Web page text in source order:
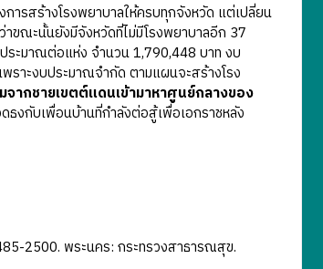
ารสร้างโรงพยาบาลให้ครบทุกจังหวัด แต่เปลี่ยน
าขณะนั้นยังมีจังหวัดที่ไม่มีโรงพยาบาลอีก 37
ระมาณต่อแห่ง จำนวน 1,790,448 บาท งบ
ราะงบประมาณจำกัด ตามแผนจะสร้างโรง
จากชายเขตต์แดนเข้ามาหาศูนย์กลางของ
ธงกับเพื่อนบ้านที่กำลังต่อสู้เพื่อเอกราชหลัง
2500. พระนคร: กระทรวงสาธารณสุข.